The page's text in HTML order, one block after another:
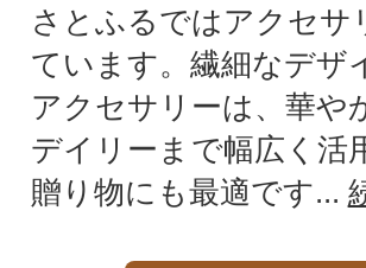
さとふるではアクセサ
ています。繊細なデザ
アクセサリーは、華や
デイリーまで幅広く活
贈り物にも最適です...